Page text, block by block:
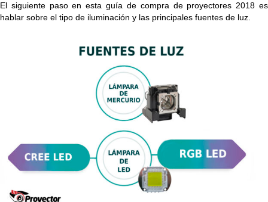
El siguiente paso en esta guía de compra de proyectores 2018 es
hablar sobre el tipo de iluminación y las principales fuentes de luz.